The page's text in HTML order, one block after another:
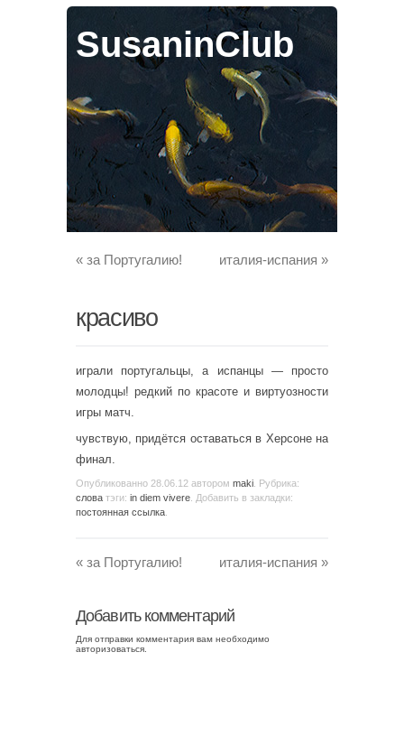
SusaninClub
« за Португалию! италия-испания »
красиво
играли португальцы, а испанцы — просто
молодцы! редкий по красоте и виртуозности
игры матч.
чувствую, придётся оставаться в Херсоне на
финал.
Опубликованно 28.06.12 автором maki . Рубрика:
слова тэги: in diem vivere . Добавить в закладки:
постоянная ссылка
« за Португалию! италия-испания »
Добавить комментарий
Для отправки комментария вам необходимо
авторизоваться